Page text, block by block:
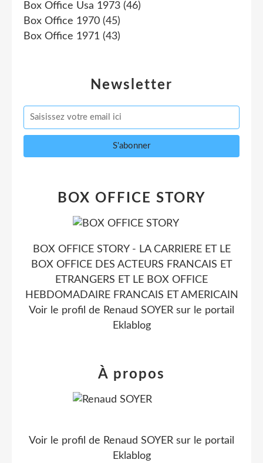
Newsletter
Box Office Usa 1973 (46)
Box Office 1970 (45)
Box Office 1971 (43)
BOX OFFICE STORY
BOX OFFICE STORY - LA CARRIERE ET LE
BOX OFFICE DES ACTEURS FRANCAIS ET
ETRANGERS ET LE BOX OFFICE
HEBDOMADAIRE FRANCAIS ET AMERICAIN
Voir le profil de Renaud SOYER sur le portail
Eklablog
À propos
Voir le profil de Renaud SOYER sur le portail
Eklablog